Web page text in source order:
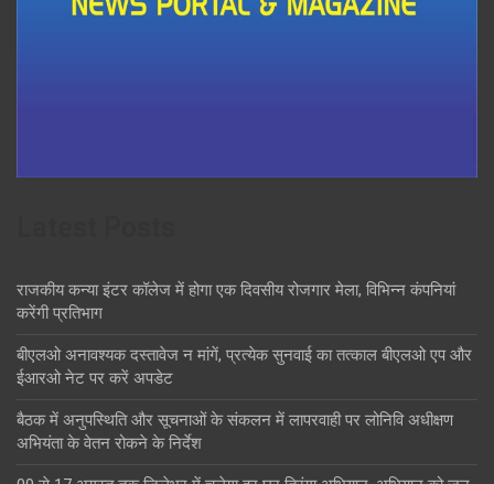
राजकीय कन्या इंटर कॉलेज में होगा एक दिवसीय रोजगार मेला, विभिन्न कंपनियां
करेंगी प्रतिभाग
बीएलओ अनावश्यक दस्तावेज न मांगें, प्रत्येक सुनवाई का तत्काल बीएलओ एप और
ईआरओ नेट पर करें अपडेट
बैठक में अनुपस्थिति और सूचनाओं के संकलन में लापरवाही पर लोनिवि अधीक्षण
अभियंता के वेतन रोकने के निर्देश